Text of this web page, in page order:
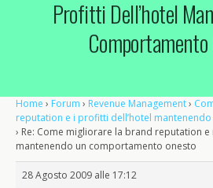
Profitti Dell’hotel
Home › Forum › Revenue Management›
reputation e i profitti dell’hotel
› Re: Come migliorare la brand reputation e
mantenendo un comportamento onesto
28 Agosto 2009 alle 17:12